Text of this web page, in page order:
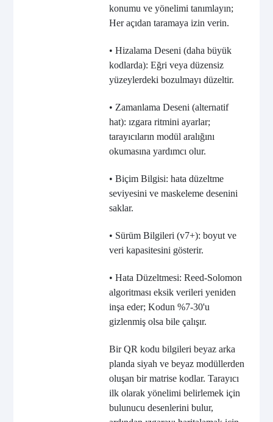
konumu ve yönelimi tanımlayın;
Her açıdan taramaya izin verin.
• Hizalama Deseni (daha büyük
kodlarda): Eğri veya düzensiz
yüzeylerdeki bozulmayı düzeltir.
• Zamanlama Deseni (alternatif
hat): ızgara ritmini ayarlar;
tarayıcıların modül aralığını
okumasına yardımcı olur.
• Biçim Bilgisi: hata düzeltme
seviyesini ve maskeleme desenini
saklar.
• Sürüm Bilgileri (v7+): boyut ve
veri kapasitesini gösterir.
• Hata Düzeltmesi: Reed-Solomon
algoritması eksik verileri yeniden
inşa eder; Kodun %7-30'u
gizlenmiş olsa bile çalışır.
Bir QR kodu bilgileri beyaz arka
planda siyah ve beyaz modüllerden
oluşan bir matrise kodlar. Tarayıcı
ilk olarak yönelimi belirlemek için
bulunucu desenlerini bulur,